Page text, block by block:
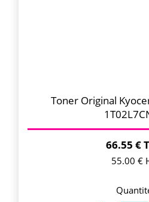
Toner Original
66.55 €
55.00 €